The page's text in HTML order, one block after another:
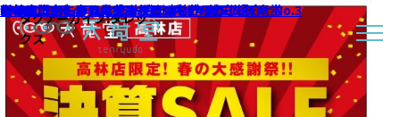
タグアーカイブ:タレッ
クス
高林店限定！春の大感謝祭!!｜浜松・磐田の天竜堂
Eyevol ミディアムカラーもラインナップ！
ラインアートシャルマンお勧めモデルのご紹介 No.3
TALEXでおしゃれなサングラスを作ろう♪③
TALEXでおしゃれなサングラスを作ろう♪②
TALEXでおしゃれなサングラスを作ろう♪
新年度
もっとラクによく見える